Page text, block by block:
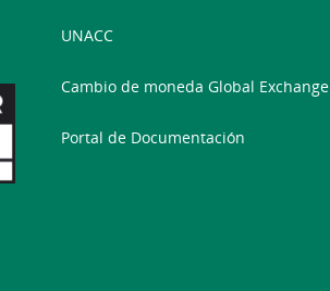
UNACC
Cambio de moneda Global Exchange
Portal de Documentación